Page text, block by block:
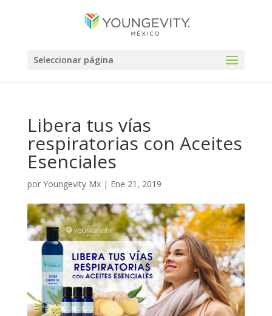
Seleccionar página
Libera tus vías
respiratorias con Aceites
Esenciales
por Youngevity Mx| Ene 21, 2019